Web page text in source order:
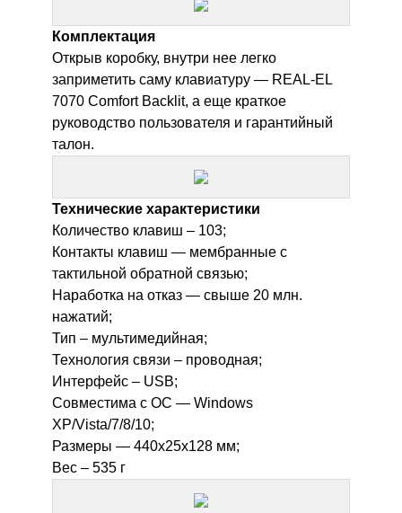
Комплектация
Открыв коробку, внутри нее легко
заприметить саму клавиатуру — REAL-EL
7070 Comfort Backlit, а еще краткое
руководство пользователя и гарантийный
талон.
Технические характеристики
Количество клавиш – 103;
Контакты клавиш — мембранные с
тактильной обратной связью;
Наработка на отказ — свыше 20 млн.
нажатий;
Тип – мультимедийная;
Технология связи – проводная;
Интерфейс – USB;
Совместима с ОС — Windows
XP/Vista/7/8/10;
Размеры — 440х25х128 мм;
Вес – 535 г